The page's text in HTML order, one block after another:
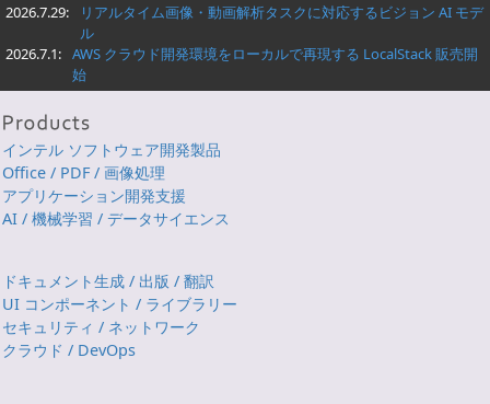
2026.7.29:
リアルタイム画像・動画解析タスクに対応するビジョン AI モデ
ル
2026.7.1: AWS クラウド開発環境をローカルで再現する LocalStack 販売開
始
インテル ソフトウェア開発製品
Office / PDF / 画像処理
アプリケーション開発支援
AI / 機械学習 / データサイエンス
ドキュメント生成 / 出版 / 翻訳
UI コンポーネント / ライブラリー
セキュリティ / ネットワーク
クラウド / DevOps